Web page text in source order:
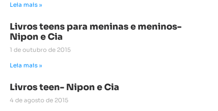
Leia mais »
Livros teens para meninas e meninos-
Nipon e Cia
1 de outubro de 2015
Leia mais »
Livros teen- Nipon e Cia
4 de agosto de 2015